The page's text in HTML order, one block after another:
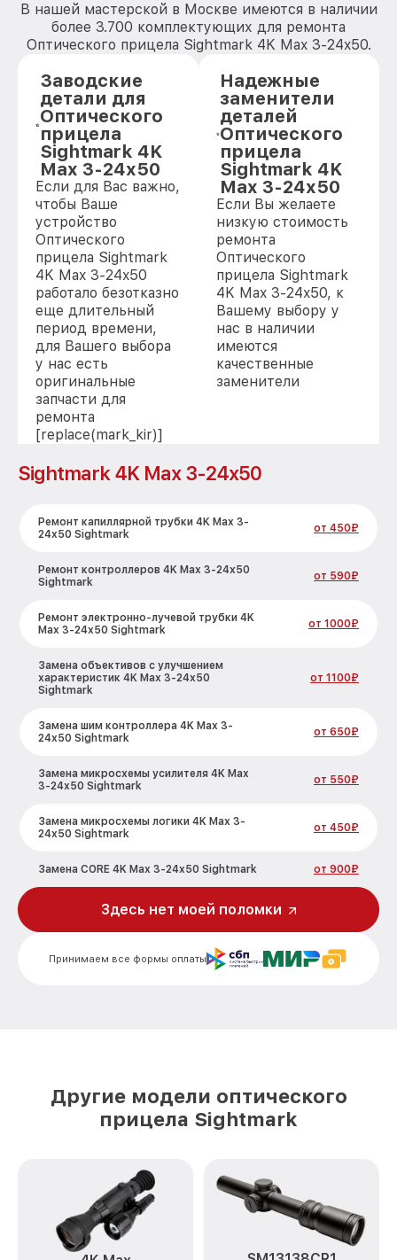
В нашей мастерской в Москве имеются в наличии
более 3.700 комплектующих для ремонта
Оптического прицела Sightmark 4K Max 3-24x50.
Заводские
детали для
Оптического
прицела
Sightmark 4K
Max 3-24x50
Если для Вас важно,
чтобы Ваше
устройство
Оптического
прицела Sightmark
4K Max 3-24x50
работало безотказно
еще длительный
период времени,
для Вашего выбора
у нас есть
оригинальные
запчасти для
ремонта
[replace(mark_kir)]
Надежные
заменители
деталей
Оптического
прицела
Sightmark 4K
Max 3-24x50
Если Вы желаете
низкую стоимость
ремонта
Оптического
прицела Sightmark
4K Max 3-24x50, к
Вашему выбору у
нас в наличии
имеются
качественные
заменители
Sightmark 4K Max 3-24x50
Ремонт капиллярной трубки 4K Max 3-
24x50 Sightmark
от 450₽
Ремонт контроллеров 4K Max 3-24x50
Sightmark
от 590₽
Ремонт электронно-лучевой трубки 4K
Max 3-24x50 Sightmark
от 1000₽
Замена объективов с улучшением
характеристик 4K Max 3-24x50
Sightmark
от 1100₽
Замена шим контроллера 4K Max 3-
24x50 Sightmark
от 650₽
Замена микросхемы усилителя 4K Max
3-24x50 Sightmark
от 550₽
Замена микросхемы логики 4K Max 3-
24x50 Sightmark
от 450₽
Замена CORE 4K Max 3-24x50 Sightmark от 900₽
Ремонт встроенного дальнометра и
других устройств 4K Max 3-24x50
Sightmark
Калибровка и настройка тепловизора
от 750₽
Восстановление питания 4K Max 3-
24x50 Sightmark
Замена корпуса 4K Max 3-24x50
Sightmark
от 1250₽
Замена аккумулятора 4K Max 3-24x50
Принимаем все формы оплаты
Здесь нет моей поломки
Другие модели оптического
прицела Sightmark